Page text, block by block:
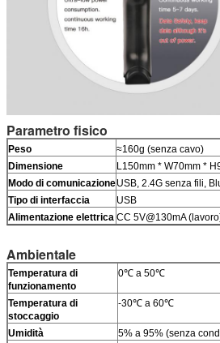
Parametro fisico
Peso
≈160g (senza cavo)
Dimensione
L150mm * W70mm *
Modo di comunicazioneUSB, 2.4G senza fili,
Tipo di interfaccia
USB
Alimentazione elettrica CC 5V@130mA
Ambientale
Temperatura di
funzionamento
0℃ a 50℃
Temperatura di
stoccaggio
-30℃ a 60℃
Umidità
5% a 95% (senza